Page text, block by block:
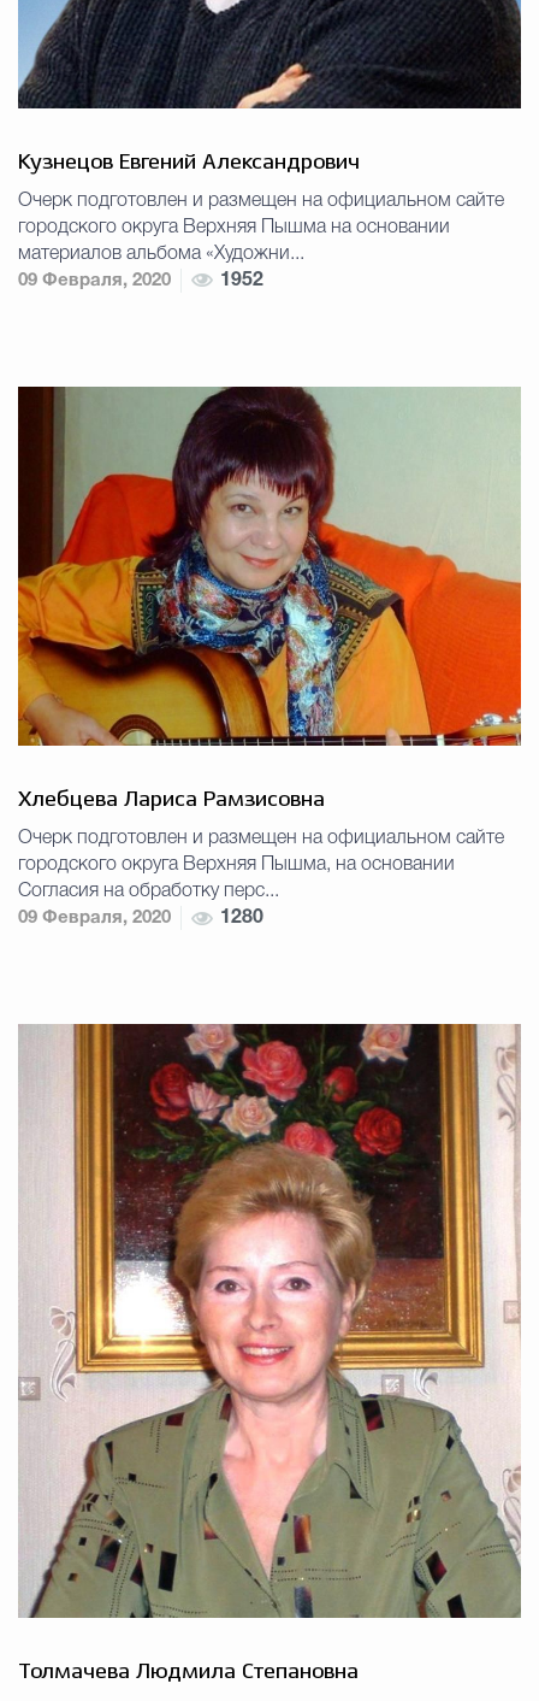
Кузнецов Евгений Александрович
Очерк подготовлен и размещен на официальном сайте
городского округа Верхняя Пышма на основании
материалов альбома «Художни...
09 Февраля, 2020
1952
Хлебцева Лариса Рамзисовна
Очерк подготовлен и размещен на официальном сайте
городского округа Верхняя Пышма, на основании
Согласия на обработку перс...
09 Февраля, 2020
1280
Толмачева Людмила Степановна